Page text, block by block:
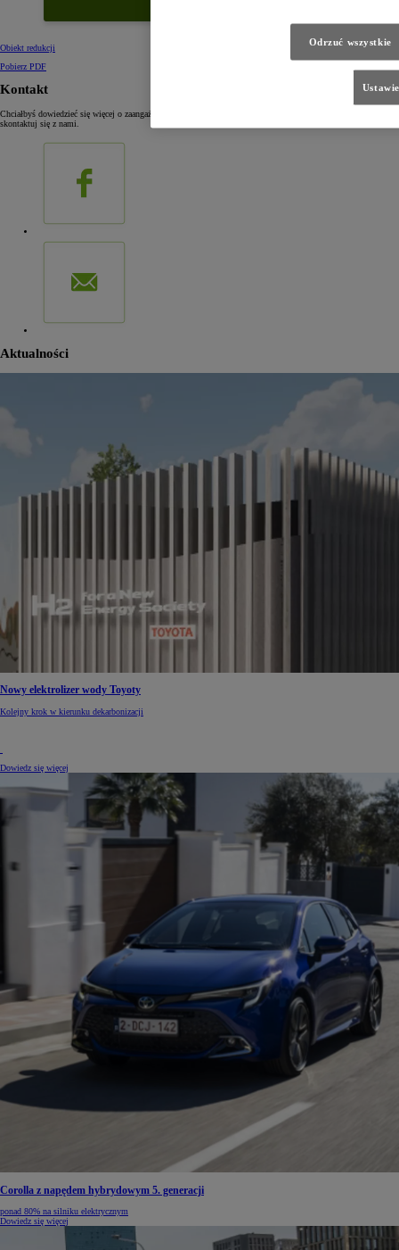
Obiekt redukcji
Pobierz PDF
Kontakt
Chciałbyś dowiedzieć się więcej o zaangażowaniu Toyoty w środowisko, lub przedstawić nam swoje pomysły,
skontaktuj się z nami.
Aktualności
Nowy elektrolizer wody Toyoty
Kolejny krok w kierunku dekarbonizacji
Dowiedz się więcej
Corolla z napędem hybrydowym 5. generacji
ponad 80% na silniku elektrycznym
Dowiedz się więcej
Odrzuć wszystkie